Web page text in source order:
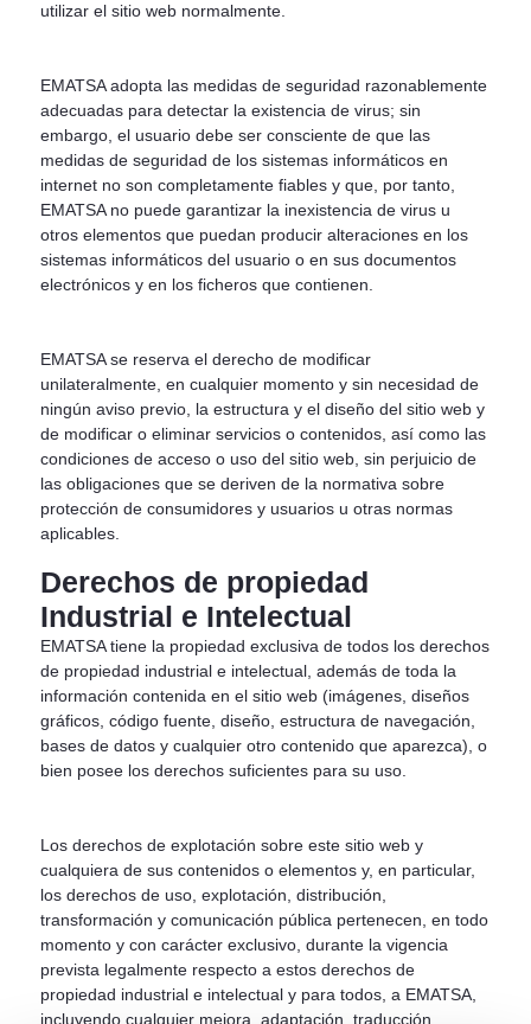
utilizar el sitio web normalmente.
EMATSA adopta las medidas de seguridad razonablemente
adecuadas para detectar la existencia de virus; sin
embargo, el usuario debe ser consciente de que las
medidas de seguridad de los sistemas informáticos en
internet no son completamente fiables y que, por tanto,
EMATSA no puede garantizar la inexistencia de virus u
otros elementos que puedan producir alteraciones en los
sistemas informáticos del usuario o en sus documentos
electrónicos y en los ficheros que contienen.
EMATSA se reserva el derecho de modificar
unilateralmente, en cualquier momento y sin necesidad de
ningún aviso previo, la estructura y el diseño del sitio web y
de modificar o eliminar servicios o contenidos, así como las
condiciones de acceso o uso del sitio web, sin perjuicio de
las obligaciones que se deriven de la normativa sobre
protección de consumidores y usuarios u otras normas
aplicables.
Derechos de propiedad
Industrial e Intelectual
EMATSA tiene la propiedad exclusiva de todos los derechos
de propiedad industrial e intelectual, además de toda la
información contenida en el sitio web (imágenes, diseños
gráficos, código fuente, diseño, estructura de navegación,
bases de datos y cualquier otro contenido que aparezca), o
bien posee los derechos suficientes para su uso.
Los derechos de explotación sobre este sitio web y
cualquiera de sus contenidos o elementos y, en particular,
los derechos de uso, explotación, distribución,
transformación y comunicación pública pertenecen, en todo
momento y con carácter exclusivo, durante la vigencia
prevista legalmente respecto a estos derechos de
propiedad industrial e intelectual y para todos, a EMATSA,
incluyendo cualquier mejora, adaptación, traducción,